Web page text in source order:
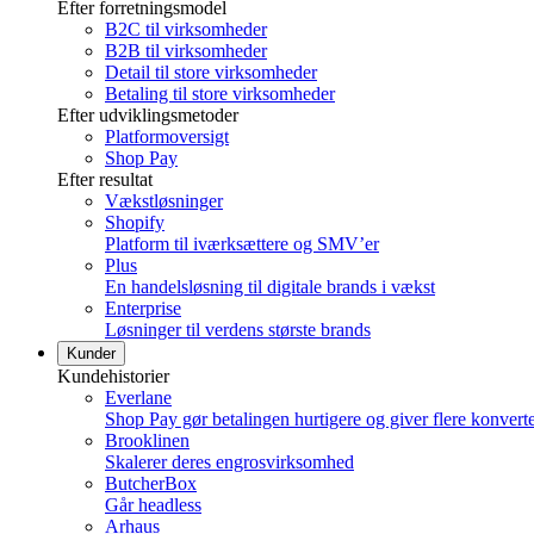
Efter forretningsmodel
B2C til virksomheder
B2B til virksomheder
Detail til store virksomheder
Betaling til store virksomheder
Efter udviklingsmetoder
Platformoversigt
Shop Pay
Efter resultat
Vækstløsninger
Shopify
Platform til iværksættere og SMV’er
Plus
En handelsløsning til digitale brands i vækst
Enterprise
Løsninger til verdens største brands
Kunder
Kundehistorier
Everlane
Shop Pay gør betalingen hurtigere og giver flere
Brooklinen
Skalerer deres engrosvirksomhed
ButcherBox
Går headless
Arhaus